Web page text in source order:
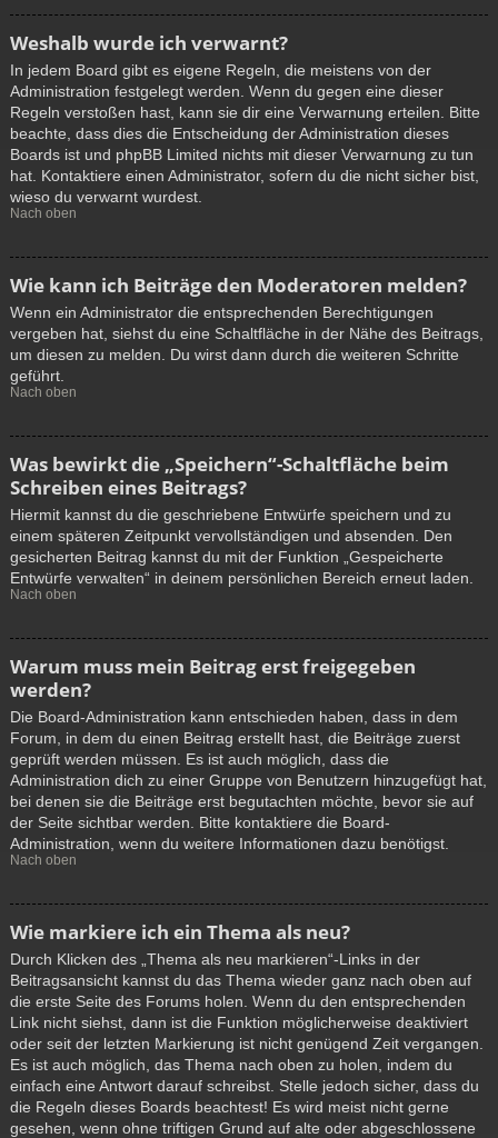
Weshalb wurde ich verwarnt?
In jedem Board gibt es eigene Regeln, die meistens von der
Administration festgelegt werden. Wenn du gegen eine dieser
Regeln verstoßen hast, kann sie dir eine Verwarnung erteilen. Bitte
beachte, dass dies die Entscheidung der Administration dieses
Boards ist und phpBB Limited nichts mit dieser Verwarnung zu tun
hat. Kontaktiere einen Administrator, sofern du die nicht sicher bist,
wieso du verwarnt wurdest.
Nach oben
Wie kann ich Beiträge den Moderatoren melden?
Wenn ein Administrator die entsprechenden Berechtigungen
vergeben hat, siehst du eine Schaltfläche in der Nähe des Beitrags,
um diesen zu melden. Du wirst dann durch die weiteren Schritte
geführt.
Nach oben
Was bewirkt die „Speichern“-Schaltfläche beim
Schreiben eines Beitrags?
Hiermit kannst du die geschriebene Entwürfe speichern und zu
einem späteren Zeitpunkt vervollständigen und absenden. Den
gesicherten Beitrag kannst du mit der Funktion „Gespeicherte
Entwürfe verwalten“ in deinem persönlichen Bereich erneut laden.
Nach oben
Warum muss mein Beitrag erst freigegeben
werden?
Die Board-Administration kann entschieden haben, dass in dem
Forum, in dem du einen Beitrag erstellt hast, die Beiträge zuerst
geprüft werden müssen. Es ist auch möglich, dass die
Administration dich zu einer Gruppe von Benutzern hinzugefügt hat,
bei denen sie die Beiträge erst begutachten möchte, bevor sie auf
der Seite sichtbar werden. Bitte kontaktiere die Board-
Administration, wenn du weitere Informationen dazu benötigst.
Nach oben
Wie markiere ich ein Thema als neu?
Durch Klicken des „Thema als neu markieren“-Links in der
Beitragsansicht kannst du das Thema wieder ganz nach oben auf
die erste Seite des Forums holen. Wenn du den entsprechenden
Link nicht siehst, dann ist die Funktion möglicherweise deaktiviert
oder seit der letzten Markierung ist nicht genügend Zeit vergangen.
Es ist auch möglich, das Thema nach oben zu holen, indem du
einfach eine Antwort darauf schreibst. Stelle jedoch sicher, dass du
die Regeln dieses Boards beachtest! Es wird meist nicht gerne
gesehen, wenn ohne triftigen Grund auf alte oder abgeschlossene